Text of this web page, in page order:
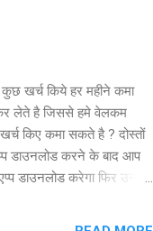
खर्च किये हर महीने कमा
कर लेते है जिससे हमे वेलकम
किए कमा सकते है ? दोस्तों
डाउनलोड करने के बाद आप
डाउनलोड करेगा फिर उन्हें